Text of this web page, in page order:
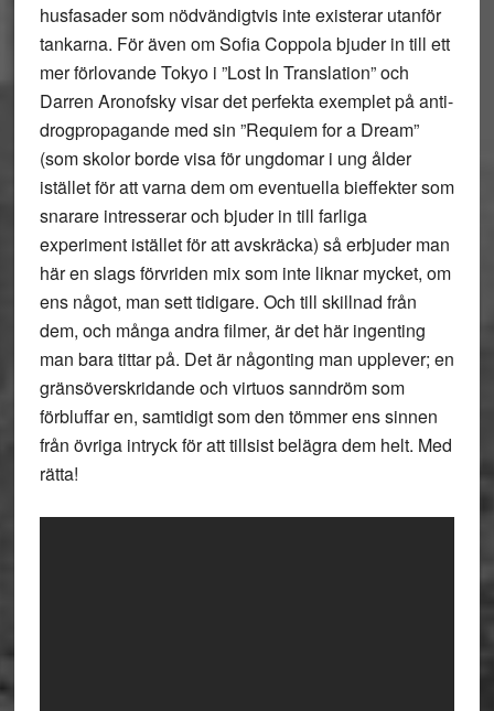
husfasader som nödvändigtvis inte existerar utanför
tankarna. För även om Sofia Coppola bjuder in till ett
mer förlovande Tokyo i ”Lost In Translation” och
Darren Aronofsky visar det perfekta exemplet på anti-
drogpropagande med sin ”Requiem for a Dream”
(som skolor borde visa för ungdomar i ung ålder
istället för att varna dem om eventuella bieffekter som
snarare intresserar och bjuder in till farliga
experiment istället för att avskräcka) så erbjuder man
här en slags förvriden mix som inte liknar mycket, om
ens något, man sett tidigare. Och till skillnad från
dem, och många andra filmer, är det här ingenting
man bara tittar på. Det är någonting man upplever; en
gränsöverskridande och virtuos sanndröm som
förbluffar en, samtidigt som den tömmer ens sinnen
från övriga intryck för att tillsist belägra dem helt. Med
rätta!